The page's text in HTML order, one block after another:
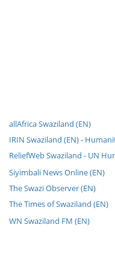
allAfrica Swaziland (EN)
IRIN Swaziland (EN) -
ReliefWeb Swaziland - UN
Siyimbali News Online (EN)
The Swazi Observer (EN)
The Times of Swaziland (EN)
WN Swaziland FM (EN)